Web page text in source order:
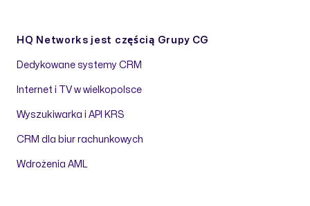
HQ Networks jest częścią Grupy CG
Dedykowane systemy CRM
Internet i TV w wielkopolsce
Wyszukiwarka i API KRS
CRM dla biur rachunkowych
Wdrożenia AML